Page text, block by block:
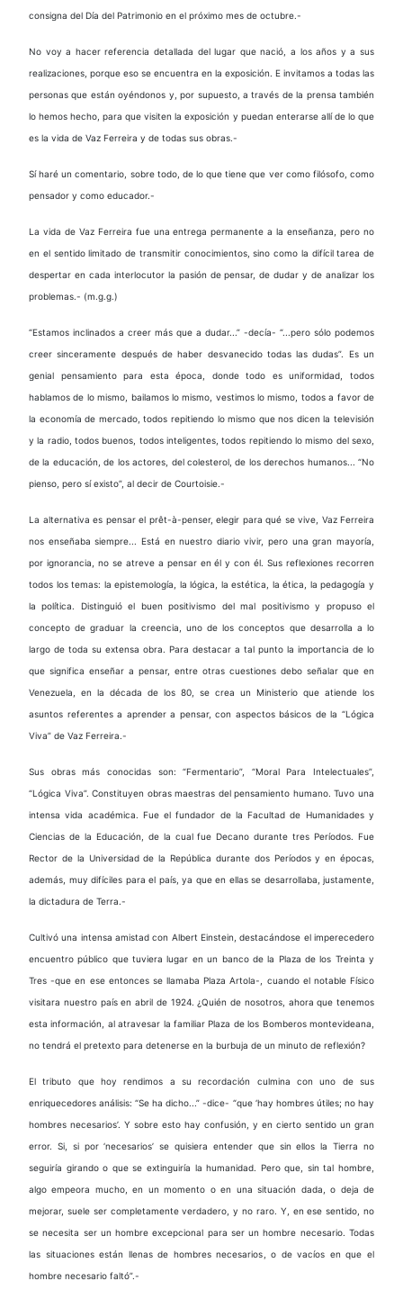
consigna del Día del Patrimonio en el próximo mes de octubre.-
No voy a hacer referencia detallada del lugar que nació, a los años y a sus
realizaciones, porque eso se encuentra en la exposición. E invitamos a todas las
personas que están oyéndonos y, por supuesto, a través de la prensa también
lo hemos hecho, para que visiten la exposición y puedan enterarse allí de lo que
es la vida de Vaz Ferreira y de todas sus obras.-
Sí haré un comentario, sobre todo, de lo que tiene que ver como filósofo, como
pensador y como educador.-
La vida de Vaz Ferreira fue una entrega permanente a la enseñanza, pero no
en el sentido limitado de transmitir conocimientos, sino como la difícil tarea de
despertar en cada interlocutor la pasión de pensar, de dudar y de analizar los
problemas.- (m.g.g.)
“Estamos inclinados a creer más que a dudar...” -decía- “...pero sólo podemos
creer sinceramente después de haber desvanecido todas las dudas”. Es un
genial pensamiento para esta época, donde todo es uniformidad, todos
hablamos de lo mismo, bailamos lo mismo, vestimos lo mismo, todos a favor de
la economía de mercado, todos repitiendo lo mismo que nos dicen la televisión
y la radio, todos buenos, todos inteligentes, todos repitiendo lo mismo del sexo,
de la educación, de los actores, del colesterol, de los derechos humanos... “No
pienso, pero sí existo”, al decir de Courtoisie.-
La alternativa es pensar el prêt-à-penser, elegir para qué se vive, Vaz Ferreira
nos enseñaba siempre... Está en nuestro diario vivir, pero una gran mayoría,
por ignorancia, no se atreve a pensar en él y con él. Sus reflexiones recorren
todos los temas: la epistemología, la lógica, la estética, la ética, la pedagogía y
la política. Distinguió el buen positivismo del mal positivismo y propuso el
concepto de graduar la creencia, uno de los conceptos que desarrolla a lo
largo de toda su extensa obra. Para destacar a tal punto la importancia de lo
que significa enseñar a pensar, entre otras cuestiones debo señalar que en
Venezuela, en la década de los 80, se crea un Ministerio que atiende los
asuntos referentes a aprender a pensar, con aspectos básicos de la “Lógica
Viva” de Vaz Ferreira.-
Sus obras más conocidas son: “Fermentario”, “Moral Para Intelectuales”,
“Lógica Viva”. Constituyen obras maestras del pensamiento humano. Tuvo una
intensa vida académica. Fue el fundador de la Facultad de Humanidades y
Ciencias de la Educación, de la cual fue Decano durante tres Períodos. Fue
Rector de la Universidad de la República durante dos Períodos y en épocas,
además, muy difíciles para el país, ya que en ellas se desarrollaba, justamente,
la dictadura de Terra.-
Cultivó una intensa amistad con Albert Einstein, destacándose el imperecedero
encuentro público que tuviera lugar en un banco de la Plaza de los Treinta y
Tres -que en ese entonces se llamaba Plaza Artola-, cuando el notable Físico
visitara nuestro país en abril de 1924. ¿Quién de nosotros, ahora que tenemos
esta información, al atravesar la familiar Plaza de los Bomberos montevideana,
no tendrá el pretexto para detenerse en la burbuja de un minuto de reflexión?
El tributo que hoy rendimos a su recordación culmina con uno de sus
enriquecedores análisis: “Se ha dicho...” -dice- “que ‘hay hombres útiles; no hay
hombres necesarios’. Y sobre esto hay confusión, y en cierto sentido un gran
error. Si, si por ‘necesarios’ se quisiera entender que sin ellos la Tierra no
seguiría girando o que se extinguiría la humanidad. Pero que, sin tal hombre,
algo empeora mucho, en un momento o en una situación dada, o deja de
mejorar, suele ser completamente verdadero, y no raro. Y, en ese sentido, no
se necesita ser un hombre excepcional para ser un hombre necesario. Todas
las situaciones están llenas de hombres necesarios, o de vacíos en que el
hombre necesario faltó”.-